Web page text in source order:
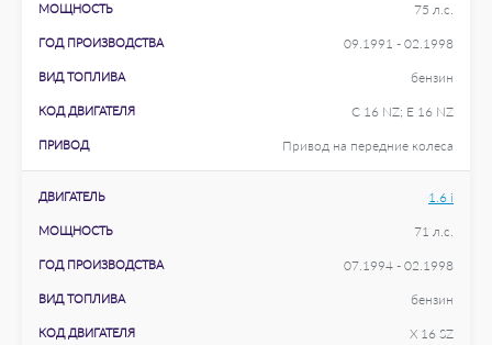
МОЩНОСТЬ 75 л.с.
ГОД ПРОИЗВОДСТВА 09.1991 - 02.1998
ВИД ТОПЛИВА бензин
КОД ДВИГАТЕЛЯ C 16 NZ; E 16 NZ
ПРИВОД Привод на передние колеса
ДВИГАТЕЛЬ 1.6 i
МОЩНОСТЬ 71 л.с.
ГОД ПРОИЗВОДСТВА 07.1994 - 02.1998
ВИД ТОПЛИВА бензин
КОД ДВИГАТЕЛЯ X 16 SZ